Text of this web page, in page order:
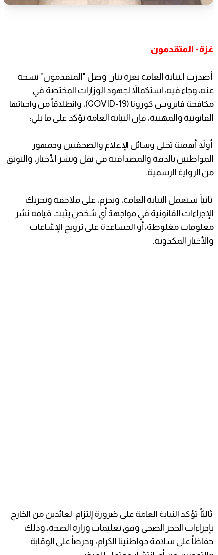
غزة - المتقدمون
أصدرت النيابة العامة بغزة بيان وصل "المتقدمون" نسخة
عنه، وجاء فيه، استكمالاً لجهود الوزارات المختصة في
مكافحة فايروس كورونا (COVID-19)، وانطلاقاً من واجباتها
القانونية والمهنية، فإن النيابة العامة تؤكد على ما يلي:
أولاً: أهمية تحلي وسائل الإعلام والصحفيين وجمهور
المواطنين بالدقة والمصداقية في نقل ونشر الأخبار، والتوثق
من الرواية الرسمية.
ثانياً: ستعمل النيابة العامة، وبحزم، على ملاحقة وتحريك
الإجراءات القانونية في مواجهة أي شخص يثبت قيامه نشر
معلومات مغلوطة، أو المساعدة على ترويج الإشاعات
والأخبار المكذوبة.
ثالثاً: تؤكد النيابة العامة على ضرورة إلتزام العائدين من الخارج
بإجراءات الحجر الصحي وفق تعليمات وزارة الصحة، وذلك
حفاظاً على سلامة مواطنينا الكرام، وحرصاً على الوقاية